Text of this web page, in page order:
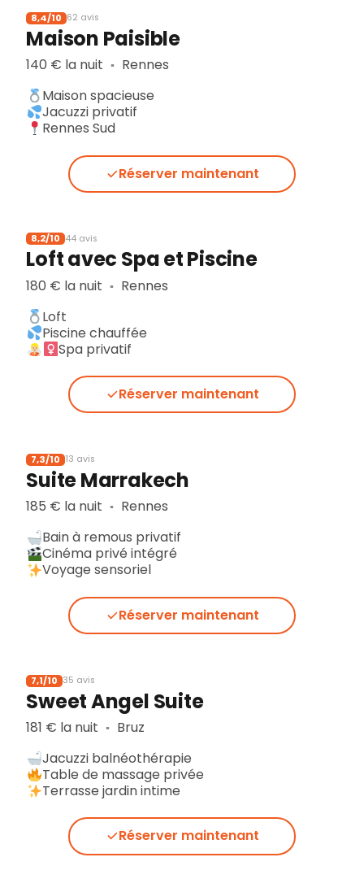
8,4/10 62 avis
Maison Paisible
140 € la nuit ▪︎ Rennes
Maison spacieuse
Jacuzzi privatif
Rennes Sud
Réserver maintenant
8,2/10 44 avis
Loft avec Spa et Piscine
180 € la nuit ▪︎ Rennes
Loft
Piscine chauffée
Spa privatif
Réserver maintenant
7,3/10 13 avis
Suite Marrakech
185 € la nuit ▪︎ Rennes
Bain à remous privatif
Cinéma privé intégré
Voyage sensoriel
Réserver maintenant
7,1/10 35 avis
Sweet Angel Suite
181 € la nuit ▪︎ Bruz
Jacuzzi balnéothérapie
Table de massage privée
Terrasse jardin intime
Réserver maintenant